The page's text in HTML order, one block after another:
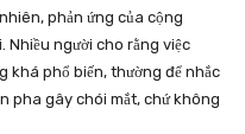
phản ứng của cộng
Nhiều người cho rằng việc
phổ biến, thường để nhắc
pha gây chói mắt, chứ không